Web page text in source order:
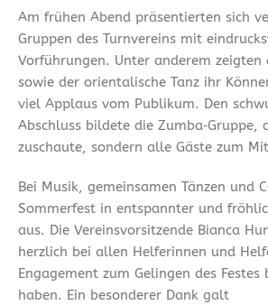
Am frühen Abend präsentierten sich
Gruppen des Turnvereins mit
Vorführungen. Unter anderem zeigten
sowie der orientalische Tanz ihr
viel Applaus vom Publikum. Den
Abschluss bildete die Zumba‑Gruppe,
zuschaute, sondern alle Gäste zum
Bei Musik, gemeinsamen Tänzen und
Sommerfest in entspannter und
aus. Die Vereinsvorsitzende Bianca
herzlich bei allen Helferinnen und
Engagement zum Gelingen des Festes
haben. Ein besonderer Dank galt